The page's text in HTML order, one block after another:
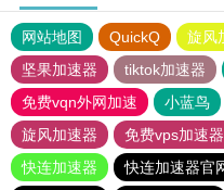
网站地图 QuickQ 旋风
坚果加速器
tiktok加速器
免费vqn外网加速
小蓝鸟
旋风加速器
免费vps加速
快连加速器
快连加速器官